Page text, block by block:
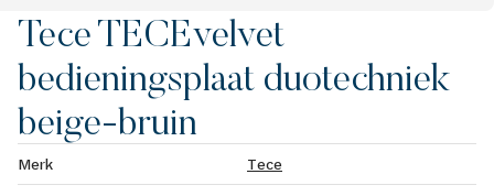
Tece TECEvelvet
bedieningsplaat duotechniek
beige-bruin
Merk
Tece